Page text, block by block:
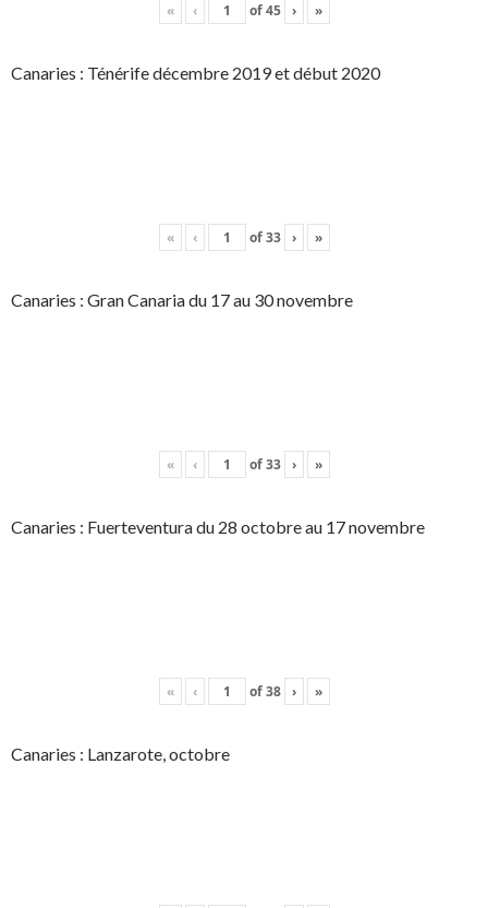
« ‹ of45 › »
Canaries : Ténérife décembre 2019 et début 2020
« ‹ of33 › »
Canaries : Gran Canaria du 17 au 30 novembre
« ‹ of33 › »
Canaries : Fuerteventura du 28 octobre au 17 novembre
« ‹ of38 › »
Canaries : Lanzarote, octobre